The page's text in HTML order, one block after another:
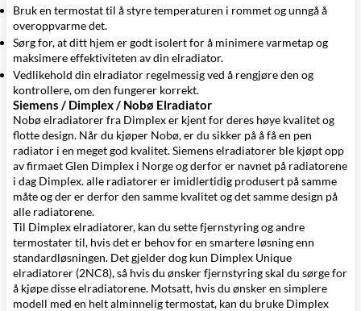
Bruk en termostat til å styre temperaturen i rommet og unngå å
overoppvarme det.
Sørg for, at ditt hjem er godt isolert for å minimere varmetap og
maksimere effektiviteten av din elradiator.
Vedlikehold din elradiator regelmessig ved å rengjøre den og
kontrollere, om den fungerer korrekt.
Siemens / Dimplex / Nobø Elradiator
Nobø elradiatorer fra Dimplexer kjent for deres høye kvalitet og
flotte design. Når du kjøper Nobø, er du sikker på å få en pen
radiator i en meget god kvalitet. Siemens elradiatorer ble kjøpt opp
av firmaet Glen Dimplex i Norge og derfor er navnet på radiatorene
i dag Dimplex. alle radiatorer er imidlertidig produsert på samme
måte og der er derfor den samme kvalitet og det samme design på
alle radiatorene.
Til Dimplex elradiatorer, kan du sette fjernstyring og andre
termostater til, hvis det er behov for en smartere løsning enn
standardløsningen. Det gjelder dog kun Dimplex Unique
elradiatorer (2NC8), så hvis du ønsker fjernstyring skal du sørge for
å kjøpe disse elradiatorene. Motsatt, hvis du ønsker en simplere
modell med en helt alminnelig termostat, kan du bruke Dimplex